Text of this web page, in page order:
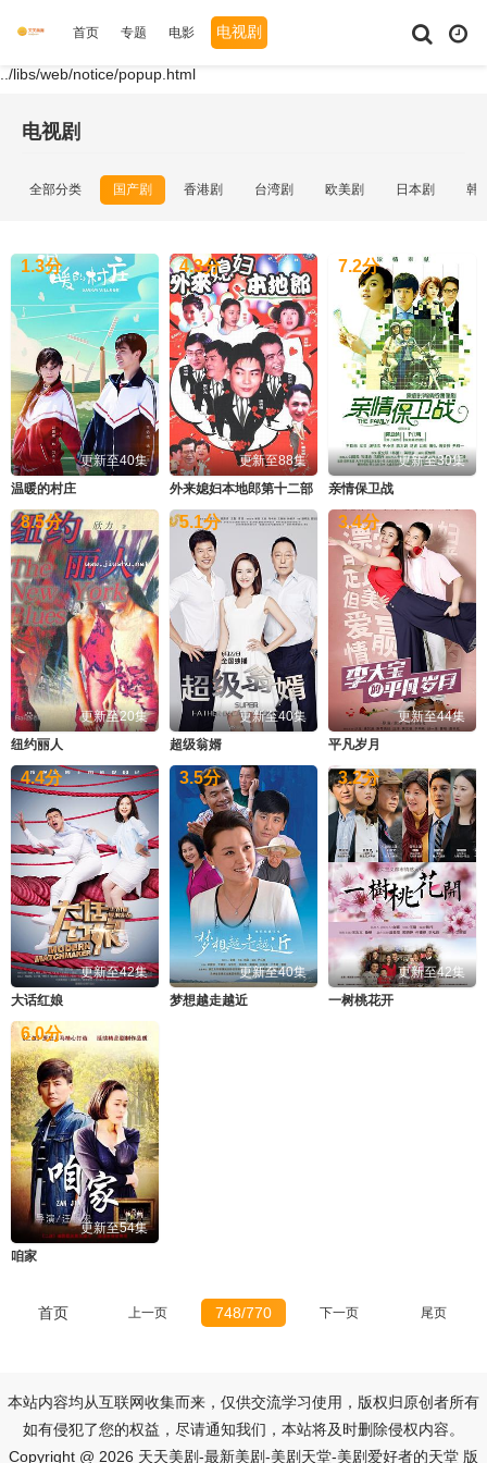
首页 专题 电影 电视剧 短剧大全 体育
../libs/web/notice/popup.html
电视剧
全部分类 国产剧 香港剧 台湾剧 欧美剧 日本剧 韩
1.3分
更新至40集
温暖的村庄
4.3分
更新至88集
外来媳妇本地郎第十二部
7.2分
更新至30集
亲情保卫战
8.5分
更新至20集
纽约丽人
5.1分
更新至40集
超级翁婿
3.4分
更新至44集
平凡岁月
4.4分
更新至42集
大话红娘
3.5分
更新至40集
梦想越走越近
3.2分
更新至42集
一树桃花开
6.0分
更新至54集
咱家
首页 上一页 748/770 下一页 尾页
本站内容均从互联网收集而来，仅供交流学习使用，版权归原创者所有
如有侵犯了您的权益，尽请通知我们，本站将及时删除侵权内容。
Copyright @ 2026 天天美剧-最新美剧-美剧天堂-美剧爱好者的天堂 版